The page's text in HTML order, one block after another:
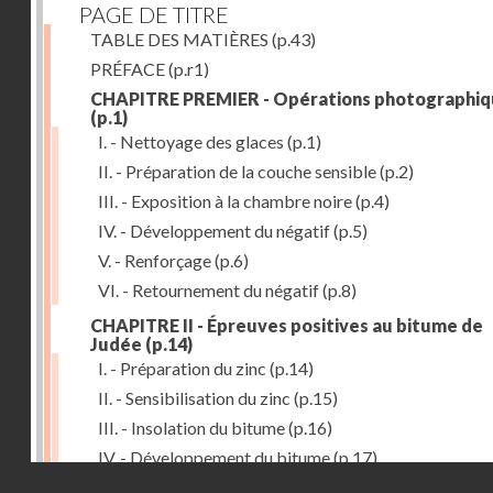
PAGE DE TITRE
TABLE DES MATIÈRES (p.43)
PRÉFACE(p.r1)
CHAPITRE PREMIER - Opérations
(p.1)
I. - Nettoyage des glaces (p.1)
II. - Préparation de la couche sensible(p.2)
III. - Exposition à la chambre noire(p.4)
IV. - Développement du négatif(p.5)
V. - Renforçage(p.6)
VI. - Retournement du négatif(p.8)
CHAPITRE II - Épreuves positives au bitume de
Judée (p.14)
I. - Préparation du zinc (p.14)
II. - Sensibilisation du zinc (p.15)
III. - Insolation du bitume(p.16)
IV. - Développement du bitume(p.17)